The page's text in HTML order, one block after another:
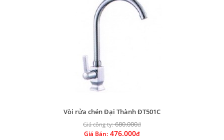
Vòi rửa chén Đại Thành ĐT501C
Giá công ty:680.000đ
Giá Bán: 476.000đ